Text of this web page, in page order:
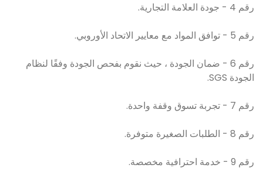
رقم 4 - جودة العلامة التجارية.
رقم 5 - توافق المواد مع معايير الاتحاد الأوروبي.
رقم 6 - ضمان الجودة ، حيث نقوم بفحص الجودة وفقًا لنظام
الجودة SGS.
رقم 7 - تجربة تسوق وقفة واحدة.
رقم 8 - الطلبات الصغيرة متوفرة.
رقم 9 - خدمة احترافية مخصصة.